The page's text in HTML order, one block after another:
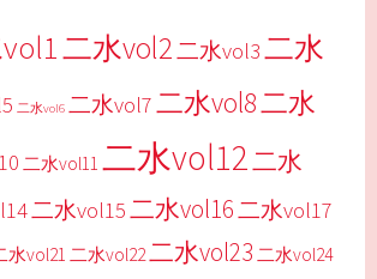
二水vol2二水vol3二水
二水vol6 二水vol7二水vol8二水
二水vol11 二水vol12二水
二水vol15二水vol16二水vol17
水vol21 二水vol22二水vol23 二水vol24